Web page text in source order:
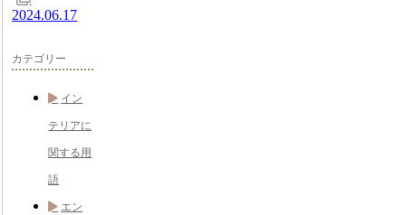
2024.06.17
カテゴリー
イン
テリアに
関する用
語
エン